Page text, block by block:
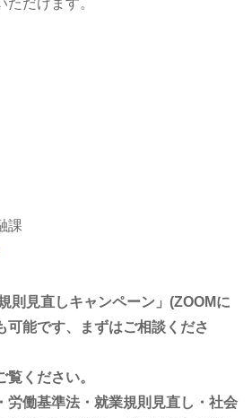
課
則見直しキャンペーン」(ZOOMに
可能です、まずはご相談くださ
覧ください。
働基準法・就業規則見直し・社会